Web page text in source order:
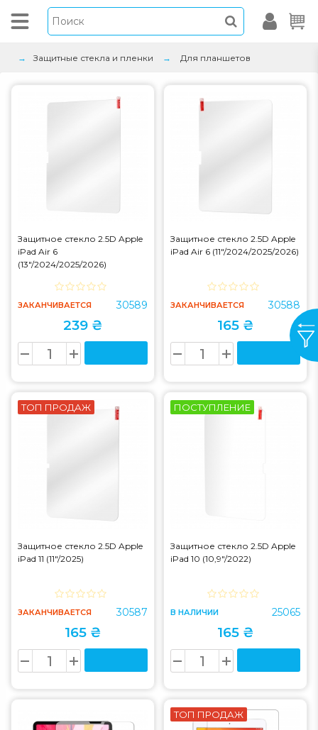
Защитные стекла и пленки Для планшетов
Защитное стекло 2.5D Apple
iPad Air 6
(13"/2024/2025/2026)
ЗАКАНЧИВАЕТСЯ 30589
239 ₴
Защитное стекло 2.5D Apple
iPad Air 6 (11"/2024/2025/2026)
ЗАКАНЧИВАЕТСЯ 30588
165 ₴
ТОП ПРОДАЖ
Защитное стекло 2.5D Apple
iPad 11 (11"/2025)
ЗАКАНЧИВАЕТСЯ 30587
165 ₴
ПОСТУПЛЕНИЕ
Защитное стекло 2.5D Apple
iPad 10 (10,9"/2022)
В НАЛИЧИИ 25065
165 ₴
ТОП ПРОДАЖ